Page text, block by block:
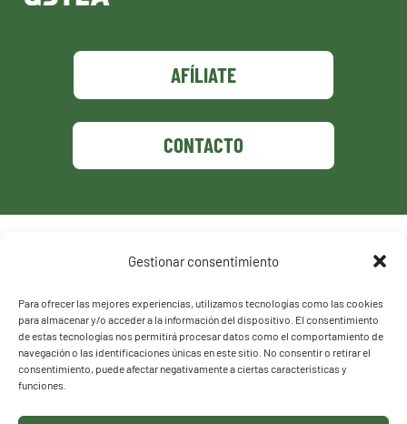
Gestionar consentimiento
Para ofrecer las mejores experiencias, utilizamos tecnologías como las cookies
para almacenar y/o acceder a la información del dispositivo. El consentimiento
de estas tecnologías nos permitirá procesar datos como el comportamiento de
navegación o las identificaciones únicas en este sitio. No consentir o retirar el
consentimiento, puede afectar negativamente a ciertas características y
funciones.
AFÍLIATE
CONTACTO
Política de privacidad